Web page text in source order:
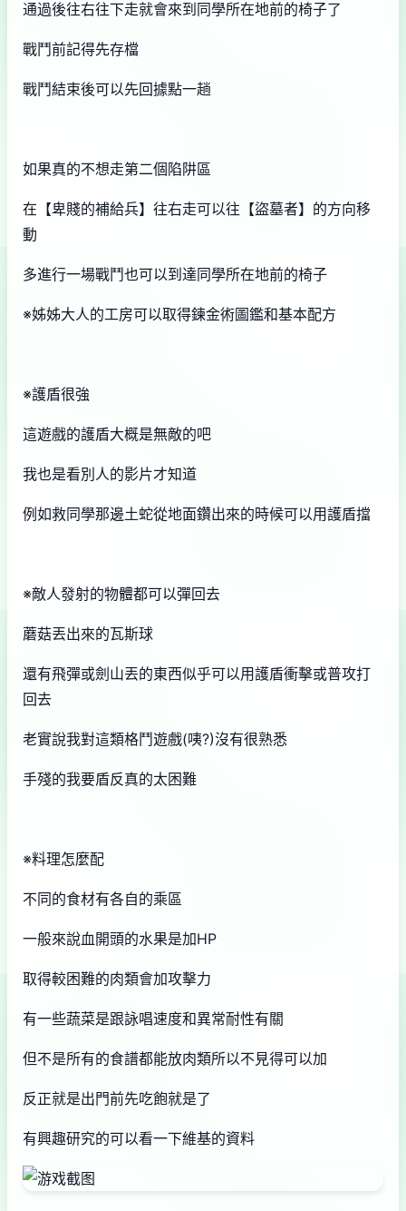
通過後往右往下走就會來到同學所在地前的椅子了
戰鬥前記得先存檔
戰鬥結束後可以先回據點一趟
如果真的不想走第二個陷阱區
在【卑賤的補給兵】往右走可以往【盜墓者】的方向移
動
多進行一場戰鬥也可以到達同學所在地前的椅子
※姊姊大人的工房可以取得鍊金術圖鑑和基本配方
※護盾很強
這遊戲的護盾大概是無敵的吧
我也是看別人的影片才知道
例如救同學那邊土蛇從地面鑽出來的時候可以用護盾擋
※敵人發射的物體都可以彈回去
蘑菇丟出來的瓦斯球
還有飛彈或劍山丟的東西似乎可以用護盾衝擊或普攻打
回去
老實說我對這類格鬥遊戲(咦?)沒有很熟悉
手殘的我要盾反真的太困難
※料理怎麼配
不同的食材有各自的乘區
一般來說血開頭的水果是加HP
取得較困難的肉類會加攻擊力
有一些蔬菜是跟詠唱速度和異常耐性有關
但不是所有的食譜都能放肉類所以不見得可以加
反正就是出門前先吃飽就是了
有興趣研究的可以看一下維基的資料